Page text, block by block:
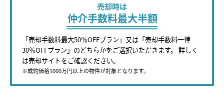
売却時は
仲介手数料最大半額
「売却手数料最大50％OFFプラン」又は「売却手数料一律
30％OFFプラン」のどちらかをご選択いただきます。 詳しく
は売却サイトをご確認ください。
※成約価格1000万円以上の物件が対象となります。